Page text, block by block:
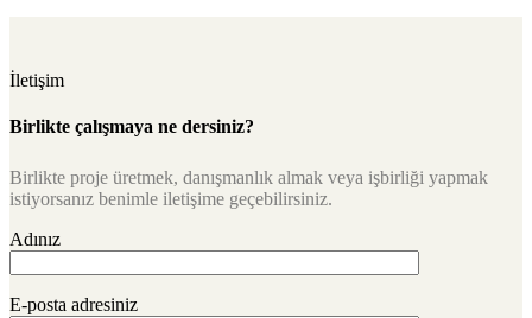
İletişim
Birlikte çalışmaya ne dersiniz?
Birlikte proje üretmek, danışmanlık almak veya işbirliği yapmak
istiyorsanız benimle iletişime geçebilirsiniz.
Adınız
E-posta adresiniz